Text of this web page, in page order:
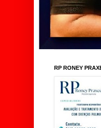
RP RONEY